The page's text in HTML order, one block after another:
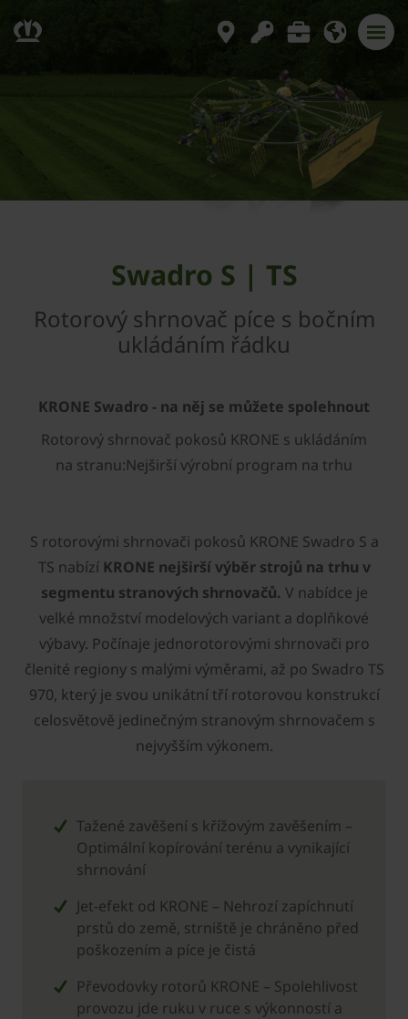
Swadro S | TS
Rotorový shrnovač píce s bočním
ukládáním řádku
­KRONE Swadro - na něj se můžete spolehnout
Rotorový shrnovač pokosů ­KRONE s ukládáním
na stranu:Nejširší výrobní program na trhu
S rotorovými shrnovači pokosů ­KRONE Swadro S a
TS nabízí ­ KRONE nejširší výběr strojů na trhu v
segmentu stranových shrnovačů. V nabídce je
velké množství modelových variant a doplňkové
výbavy. Počínaje jednorotorovými shrnovači pro
členité regiony s malými výměrami, až po Swadro TS
970, který je svou unikátní tří rotorovou konstrukcí
celosvětově jedinečným stranovým shrnovačem s
nejvyšším výkonem.
Tažené zavěšení s křížovým zavěšením –
Optimální kopírování terénu a vynikající
shrnování
Jet-efekt od ­KRONE – Nehrozí zapíchnutí
prstů do země, strniště je chráněno před
poškozením a píce je čistá
Převodovky rotorů ­KRONE – Spolehlivost
provozu jde ruku v ruce s výkonností a